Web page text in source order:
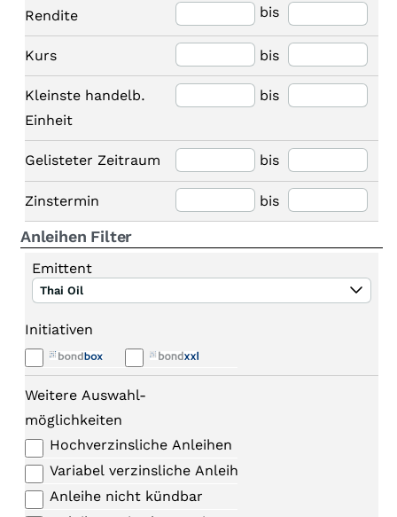
Rendite bis
Kurs bis
Kleinste handelb.
Einheit
bis
Gelisteter Zeitraum bis
Zinstermin bis
Anleihen Filter
Emittent
Thai Oil
Initiativen
Weitere Auswahl-
möglichkeiten
Hochverzinsliche Anleihen
Variabel verzinsliche Anleihen
Anleihe nicht kündbar